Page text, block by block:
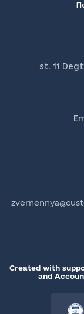
st. 11
Created with
and